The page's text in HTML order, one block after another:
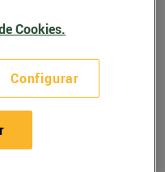
Cookies.
Configurar